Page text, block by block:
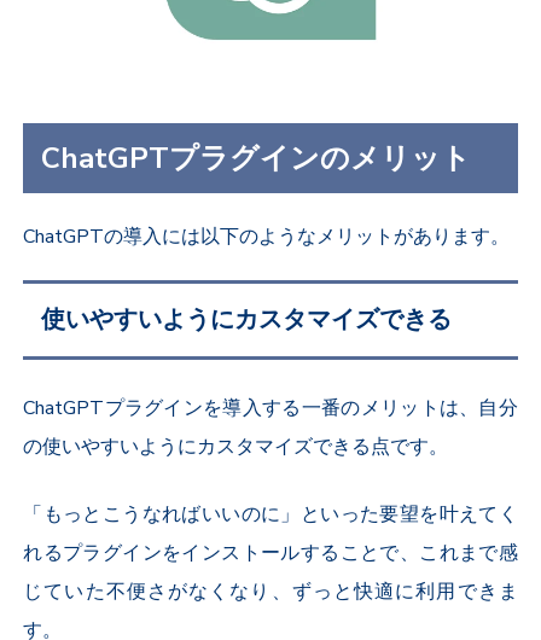
ChatGPTプラグインのメリット
ChatGPTの導入には以下のようなメリットがあります。
使いやすいようにカスタマイズできる
ChatGPTプラグインを導入する一番のメリットは、自分
の使いやすいようにカスタマイズできる点です。
「もっとこうなればいいのに」といった要望を叶えてく
れるプラグインをインストールすることで、これまで感
じていた不便さがなくなり、ずっと快適に利用できま
す。